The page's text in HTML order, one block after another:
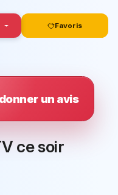
Favoris
un avis
ce soir